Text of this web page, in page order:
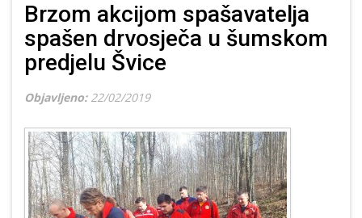
Brzom akcijom spašavatelja
spašen drvosječa u šumskom
predjelu Švice
Objavljeno: 22/02/2019